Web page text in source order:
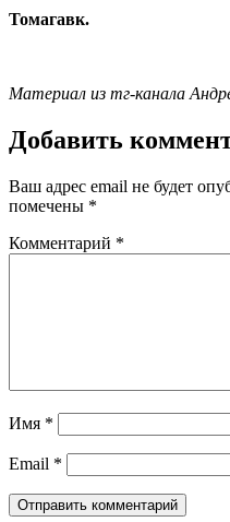
Томагавк.
Материал из тг-канала
Добавить
Ваш адрес email не будет
помечены *
Комментарий *
Имя *
Email *